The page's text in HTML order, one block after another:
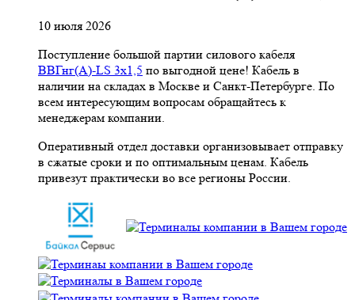
10 июля 2026
Поступление большой партии силового кабеля
ВВГнг(A)-LS 3х1,5 по выгодной цене! Кабель в
наличии на складах в Москве и Санкт-Петербурге. По
всем интересующим вопросам обращайтесь к
менеджерам компании.
Оперативный отдел доставки организовывает отправку
в сжатые сроки и по оптимальным ценам. Кабель
привезут практически во все регионы России.